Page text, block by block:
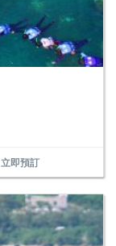
立即預訂